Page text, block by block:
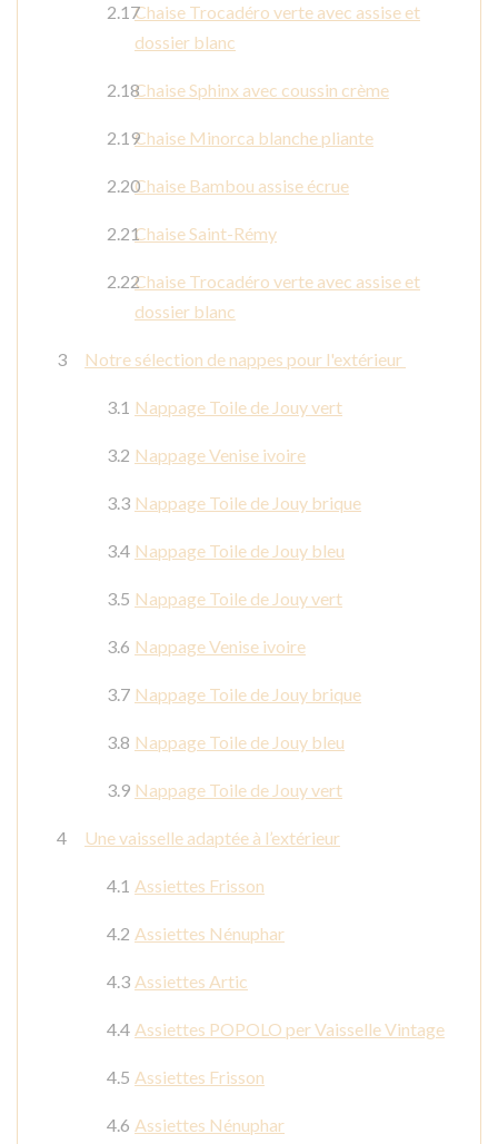
Chaise Trocadéro verte avec assise et
dossier blanc
Chaise Sphinx avec coussin crème
Chaise Minorca blanche pliante
Chaise Bambou assise écrue
Chaise Saint-Rémy
Chaise Trocadéro verte avec assise et
dossier blanc
Notre sélection de nappes pour l'extérieur
Nappage Toile de Jouy vert
Nappage Venise ivoire
Nappage Toile de Jouy brique
Nappage Toile de Jouy bleu
Nappage Toile de Jouy vert
Nappage Venise ivoire
Nappage Toile de Jouy brique
Nappage Toile de Jouy bleu
Nappage Toile de Jouy vert
Une vaisselle adaptée à l’extérieur
Assiettes Frisson
Assiettes Nénuphar
Assiettes Artic
Assiettes POPOLO per Vaisselle Vintage
Assiettes Frisson
Assiettes Nénuphar